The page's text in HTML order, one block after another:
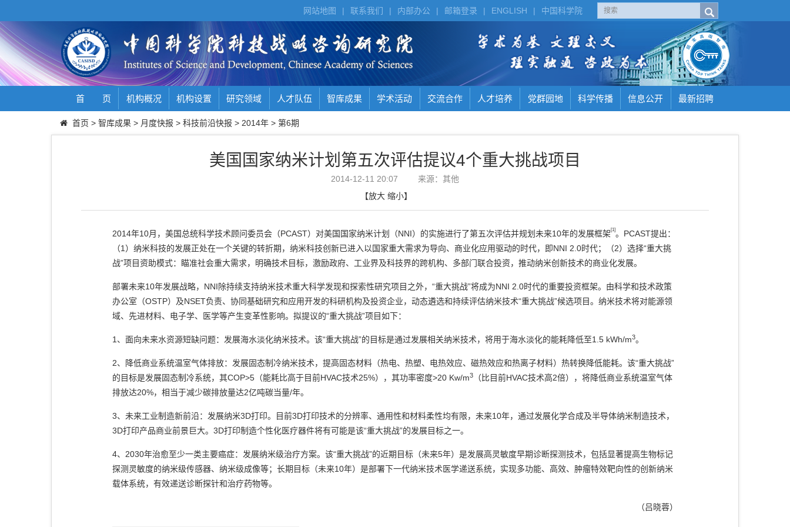
中国科学院
|
ENGLISH
|
邮箱登录
|
内部办公
|
联系我们
|
网站地图
首 页 机构概况 机构设置 研究领域 人才队伍 智库成果 学术活动 交流合作 人才培养 党群园地 科学传播 信息公开 最新招聘
首页 > 智库成果 > 月度快报 > 科技前沿快报 > 2014年 > 第6期
美国国家纳米计划第五次评估提议4个重大挑战项目
2014-12-11 20:07
来源：其他
【放大 缩小】
2014年10月，美国总统科学技术顾问委员会（PCAST）对美国国家纳米计划（NNI）的实施进行了第五次评估并规划未来10年的发展框架[1]。PCAST提出：
（1）纳米科技的发展正处在一个关键的转折期，纳米科技创新已进入以国家重大需求为导向、商业化应用驱动的时代，即NNI 2.0时代；（2）选择“重大挑
战”项目资助模式：瞄准社会重大需求，明确技术目标，激励政府、工业界及科技界的跨机构、多部门联合投资，推动纳米创新技术的商业化发展。
部署未来10年发展战略，NNI除持续支持纳米技术重大科学发现和探索性研究项目之外，“重大挑战”将成为NNI 2.0时代的重要投资框架。由科学和技术政策
办公室（OSTP）及NSET负责、协同基础研究和应用开发的科研机构及投资企业，动态遴选和持续评估纳米技术“重大挑战”候选项目。纳米技术将对能源领
域、先进材料、电子学、医学等产生变革性影响。拟提议的“重大挑战”项目如下：
1、面向未来水资源短缺问题：发展海水淡化纳米技术。该“重大挑战”的目标是通过发展相关纳米技术，将用于海水淡化的能耗降低至1.5 kWh/m3。
2、降低商业系统温室气体排放：发展固态制冷纳米技术，提高固态材料（热电、热塑、电热效应、磁热效应和热离子材料）热转换降低能耗。该“重大挑战”
的目标是发展固态制冷系统，其COP>5（能耗比高于目前HVAC技术25%），其功率密度>20 Kw/m3
（比目前HVAC技术高2倍），将降低商业系统温室气体
排放达20%，相当于减少碳排放量达2亿吨碳当量/年。
3、未来工业制造新前沿：发展纳米3D打印。目前3D打印技术的分辨率、通用性和材料柔性均有限，未来10年，通过发展化学合成及半导体纳米制造技术，
3D打印产品商业前景巨大。3D打印制造个性化医疗器件将有可能是该“重大挑战”的发展目标之一。
4、2030年治愈至少一类主要癌症：发展纳米级治疗方案。该“重大挑战”的近期目标（未来5年）是发展高灵敏度早期诊断探测技术，包括显著提高生物标记
探测灵敏度的纳米级传感器、纳米级成像等；长期目标（未来10年）是部署下一代纳米技术医学递送系统，实现多功能、高效、肿瘤特效靶向性的创新纳米
载体系统，有效递送诊断探针和治疗药物等。
（吕晓蓉）